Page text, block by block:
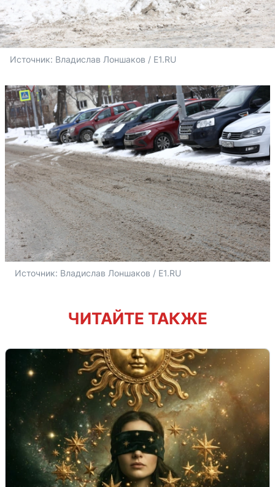
Источник: Владислав Лоншаков / E1.RU
Источник: Владислав Лоншаков / E1.RU
ЧИТАЙТЕ ТАКЖЕ